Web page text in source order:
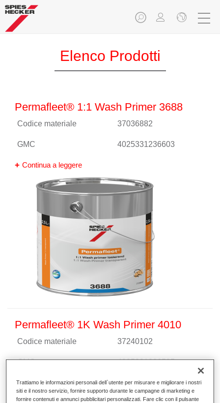
Elenco Prodotti
Permafleet® 1:1 Wash Primer 3688
Codice materiale 37036882
GMC 4025331236603
Continua a leggere
Permafleet® 1K Wash Primer 4010
Codice materiale 37240102
GMC 4025331236535
Continua a leggere
Trattiamo le informazioni personali dell`utente per misurare e migliorare i nostri
siti e il nostro servizio, fornire supporto durante le campagne di marketing e
fornire contenuti e annunci pubblicitari personalizzati. Fare clic con il pulsante